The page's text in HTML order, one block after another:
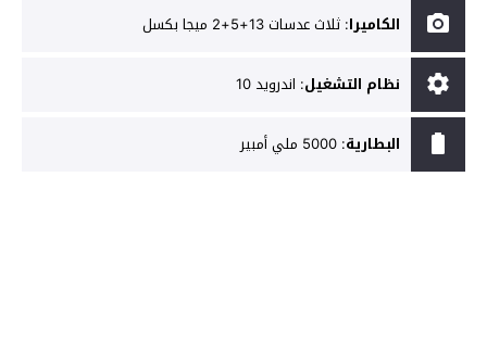
الكاميرا: ثلاث عدسات 13+5+2 ميجا بكسل
نظام التشغيل: اندرويد 10
البطارية: 5000 ملي أمبير